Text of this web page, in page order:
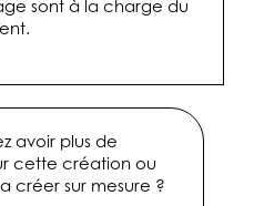
sont à la charge du
avoir plus de
cette création ou
créer sur mesure ?